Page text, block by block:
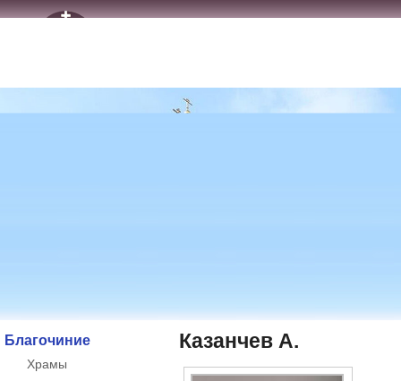
Благочиние
Храмы
Казанчев А.